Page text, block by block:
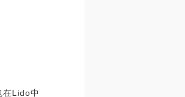
在Lido中